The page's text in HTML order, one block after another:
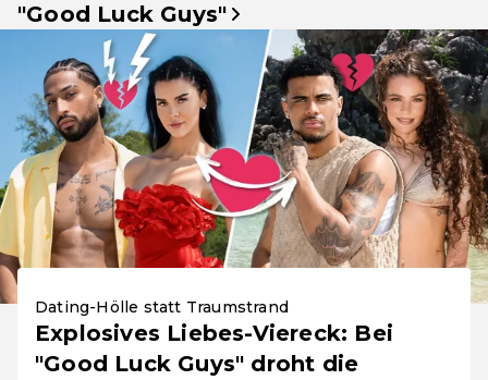
"Good Luck Guys"
Dating-Hölle statt Traumstrand
Explosives Liebes-Viereck: Bei
"Good Luck Guys" droht die